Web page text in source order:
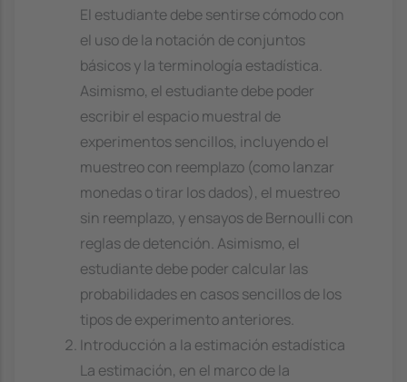
El estudiante debe sentirse cómodo con
el uso de la notación de conjuntos
básicos y la terminología estadística.
Asimismo, el estudiante debe poder
escribir el espacio muestral de
experimentos sencillos, incluyendo el
muestreo con reemplazo (como lanzar
monedas o tirar los dados), el muestreo
sin reemplazo, y ensayos de Bernoulli con
reglas de detención. Asimismo, el
estudiante debe poder calcular las
probabilidades en casos sencillos de los
tipos de experimento anteriores.
Introducción a la estimación estadística
La estimación, en el marco de la